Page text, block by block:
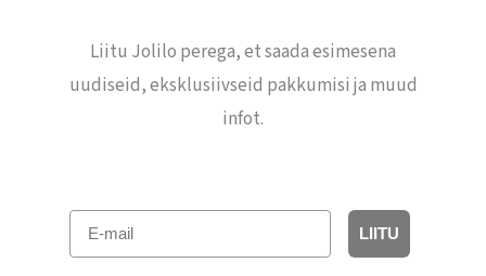
Liitu Jolilo perega, et saada esimesena
uudiseid, eksklusiivseid pakkumisi ja muud
infot.
E-mail
LIITU